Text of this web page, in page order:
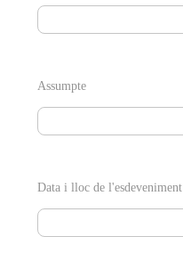
Assumpte
Data i lloc de l'esdeveniment